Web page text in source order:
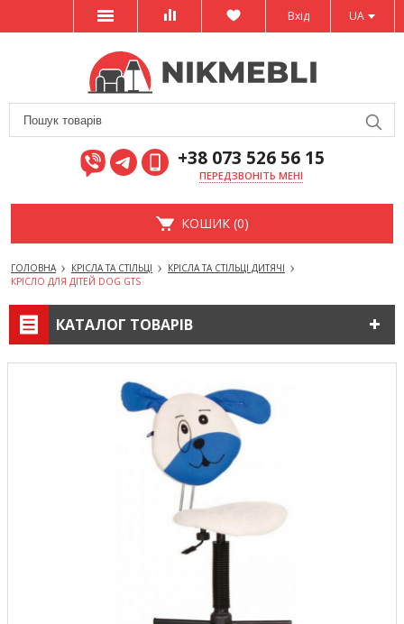
UA
Вхід
+38 073 526 56 15
ПЕРЕДЗВОНІТЬ МЕНІ
КОШИК (0)
ГОЛОВНА КРІСЛА ТА СТІЛЬЦІ
КРІСЛА ТА СТІЛЬЦІ ДИТЯЧІ
КРІСЛО ДЛЯ ДІТЕЙ DOG GTS
КАТАЛОГ ТОВАРІВ